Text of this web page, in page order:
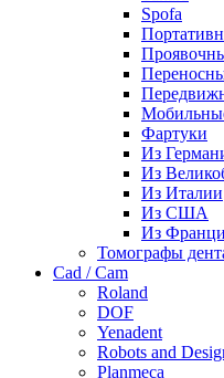
Spofa
Фартуки
Из
Из
Из Италии
Из США
Из
Томографы
Cad / Cam
Roland
DOF
Yenadent
Robots and
Planmeca